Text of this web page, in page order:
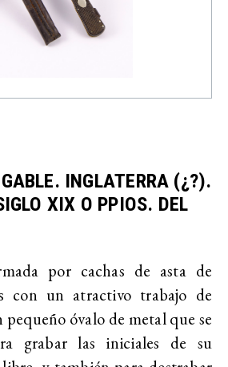
INGLATERRA (¿?).
XIX O PPIOS. DEL
por cachas de asta de
con un atractivo trabajo de
óvalo de metal que se
grabar las iniciales de su